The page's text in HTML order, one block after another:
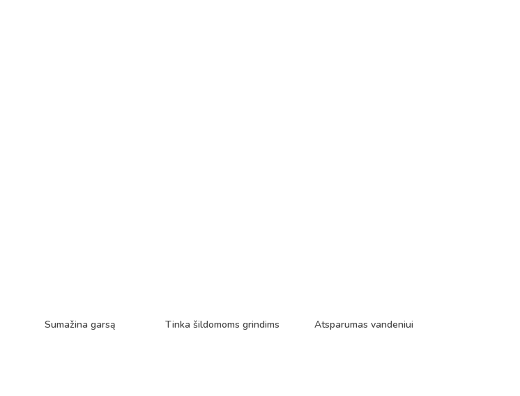
Sumažina garsą Tinka šildomoms grindims Atsparumas vandeniui